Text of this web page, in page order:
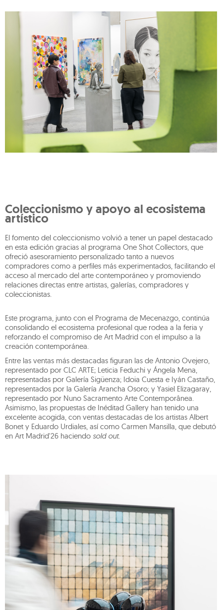
Coleccionismo y apoyo al ecosistema
artístico
El fomento del coleccionismo volvió a tener un papel destacado
en esta edición gracias al programa One Shot Collectors, que
ofreció asesoramiento personalizado tanto a nuevos
compradores como a perfiles más experimentados, facilitando el
acceso al mercado del arte contemporáneo y promoviendo
relaciones directas entre artistas, galerías, compradores y
coleccionistas.
Este programa, junto con el Programa de Mecenazgo, continúa
consolidando el ecosistema profesional que rodea a la feria y
reforzando el compromiso de Art Madrid con el impulso a la
creación contemporánea.
Entre las ventas más destacadas figuran las de Antonio Ovejero,
representado por CLC ARTE; Leticia Feduchi y Ángela Mena,
representadas por Galería Sigüenza; Idoia Cuesta e Iyán Castaño,
representados por la Galería Arancha Osoro; y Yasiel Elizagaray,
representado por Nuno Sacramento Arte Contemporânea.
Asimismo, las propuestas de Inéditad Gallery han tenido una
excelente acogida, con ventas destacadas de los artistas Albert
Bonet y Eduardo Urdiales, así como Carmen Mansilla, que debutó
en Art Madrid'26 haciendo sold out.